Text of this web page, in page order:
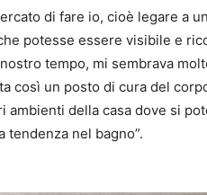
di fare io, cioè legare a
potesse essere visibile e
tempo, mi sembrava
così un posto di cura del
ambienti della casa dove si
tendenza nel bagno”.